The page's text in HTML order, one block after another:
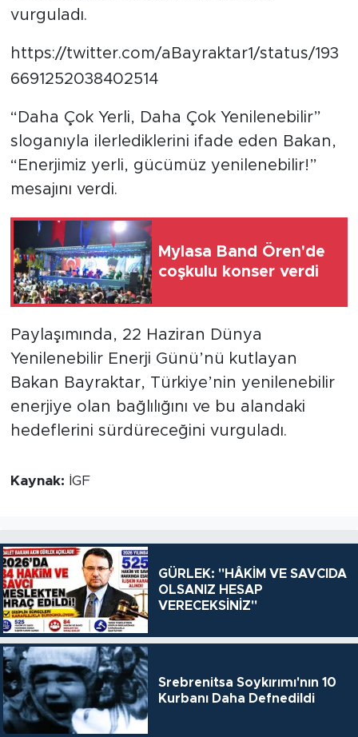
vurguladı.
https://twitter.com/aBayraktar1/status/193
6691252038402514
“Daha Çok Yerli, Daha Çok Yenilenebilir”
sloganıyla ilerlediklerini ifade eden Bakan,
“Enerjimiz yerli, gücümüz yenilenebilir!”
mesajını verdi.
Mylasa Band Ören'de
coşkulu konser verdi
Paylaşımında, 22 Haziran Dünya
Yenilenebilir Enerji Günü’nü kutlayan
Bakan Bayraktar, Türkiye’nin yenilenebilir
enerjiye olan bağlılığını ve bu alandaki
hedeflerini sürdüreceğini vurguladı.
Kaynak: İGF
GÜRLEK: "HÂKİM VE SAVCIDA
OLSANIZ HESAP
VERECEKSİNİZ"
Srebrenitsa Soykırımı'nın 10
Kurbanı Daha Defnedildi